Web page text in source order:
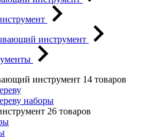
инструмент
инструмент 14 товаров
наборы
26 товаров